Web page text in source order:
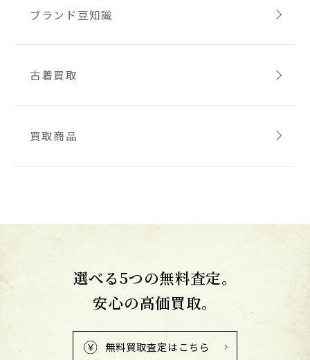
ブランド豆知識
古着買取
買取商品
選べる5つの無料査定。
安心の高価買取。
無料買取査定はこちら